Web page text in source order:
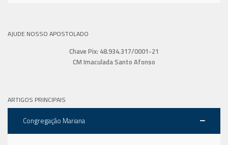
AJUDE NOSSO APOSTOLADO
Chave Pix: 48.934.317/0001-21
CM Imaculada Santo Afonso
ARTIGOS PRINCIPAIS
Congregação Mariana